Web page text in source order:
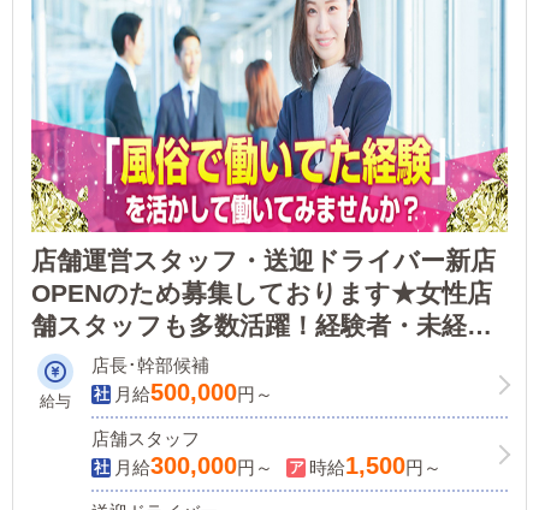
店舗運営スタッフ・送迎ドライバー新店
OPENのため募集しております★女性店
舗スタッフも多数活躍！経験者・未経験
者ともにOK！・やる気があれば問題な
し！
給与
店長･幹部候補
月給500,000円～
店舗スタッフ
月給300,000円～ 時給1,500円～